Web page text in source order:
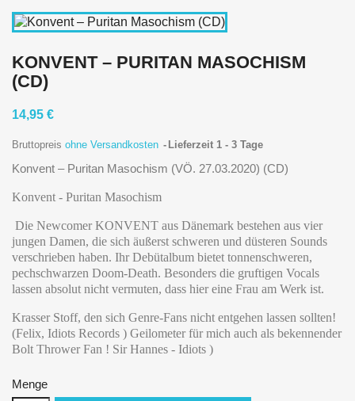
KONVENT – PURITAN MASOCHISM
(CD)
14,95 €
Bruttopreis ohne Versandkosten Lieferzeit 1 - 3 Tage
Konvent – Puritan Masochism (VÖ. 27.03.2020) (CD)
Konvent - Puritan Masochism
Die Newcomer KONVENT aus Dänemark bestehen aus vier
jungen Damen, die sich äußerst schweren und düsteren Sounds
verschrieben haben. Ihr Debütalbum bietet tonnenschweren,
pechschwarzen Doom-Death. Besonders die gruftigen Vocals
lassen absolut nicht vermuten, dass hier eine Frau am Werk ist.
Krasser Stoff, den sich Genre-Fans nicht entgehen lassen sollten!
(Felix, Idiots Records ) Geilometer für mich auch als bekennender
Bolt Thrower Fan ! Sir Hannes - Idiots )
Menge